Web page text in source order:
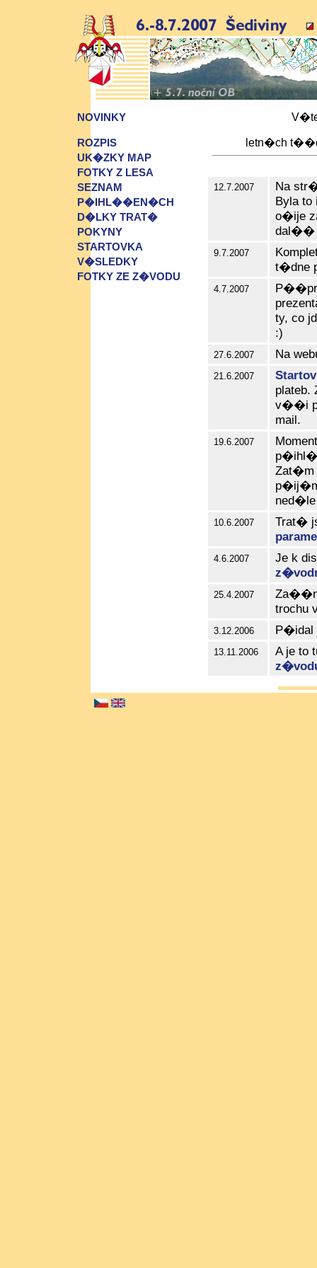
NOVINKY
ROZPIS
UK�ZKY MAP
FOTKY Z LESA
SEZNAM
P�IHL��EN�CH
D�LKY TRAT�
POKYNY
STARTOVKA
V�SLEDKY
FOTKY ZE Z�VODU
letn�ch
12.7.2007
Na
Byla
o�ije
dal��
9.7.2007
t�dne
4.7.2007
ty, co
:)
27.6.2007 Na
21.6.2007
v��i
mail.
19.6.2007
Zat�m
ned�le
10.6.2007
Trat�
4.6.2007
Je k
25.4.2007
trochu
3.12.2006
13.11.2006
A je